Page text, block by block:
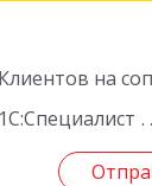
Клиентов на
1С:Специалист